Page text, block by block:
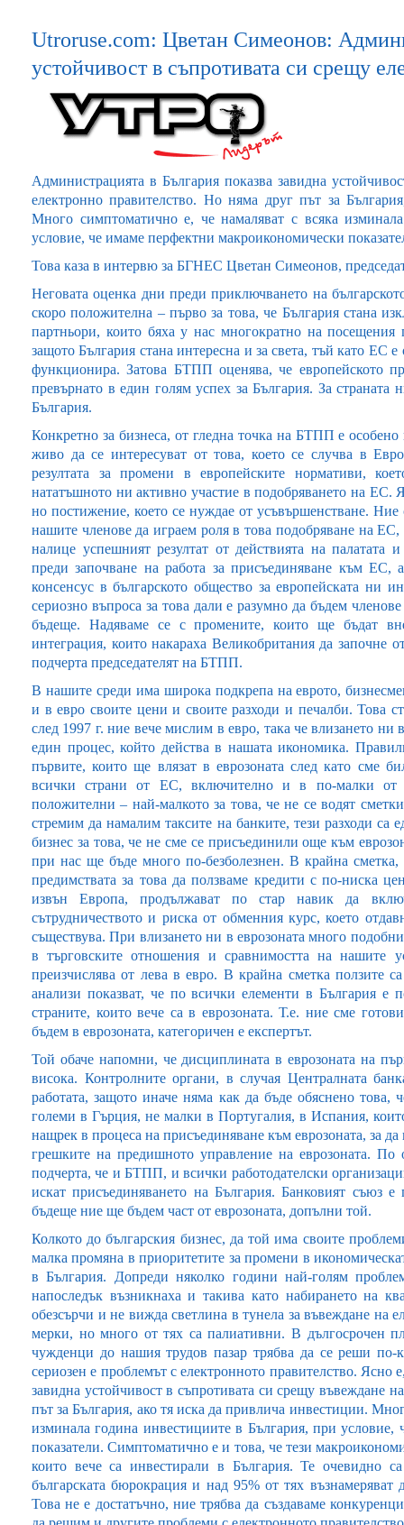
Utroruse.com: Цветан Симеонов:
устойчивост в съпротивата си срещу
Администрацията в България показва завидна
електронно правителство. Но няма друг път за
Много симптоматично е, че намаляват с всяка
условие, че имаме перфектни макроикономически
Това каза в интервю за БГНЕС Цветан Симеонов,
Неговата оценка дни преди приключването на
скоро положителна – първо за това, че България стана
партньори, които бяха у нас многократно на
защото България стана интересна и за света, тъй като ЕС
функционира. Затова БТПП оценява, че европейското
превърнато в един голям успех за България. За
България.
Конкретно за бизнеса, от гледна точка на БТПП е
живо да се интересуват от това, което се случва в
резултата за промени в европейските нормативи,
нататъшното ни активно участие в подобряването на ЕС.
но постижение, което се нуждае от усъвършенстване. Ние
нашите членове да играем роля в това подобряване на
налице успешният резултат от действията на
преди започване на работа за присъединяване към
консенсус в българското общество за европейската ни
сериозно въпроса за това дали е разумно да бъдем
бъдеще. Надяваме се с промените, които ще бъдат
интеграция, които накараха Великобритания да започне
подчерта председателят на БТПП.
В нашите среди има широка подкрепа на еврото,
и в евро своите цени и своите разходи и печалби. Това
след 1997 г. ние вече мислим в евро, така че влизането
един процес, който действа в нашата икономика.
първите, които ще влязат в еврозоната след като сме
всички страни от ЕС, включително и в по-малки от
положителни – най-малкото за това, че не се водят
стремим да намалим таксите на банките, тези разходи са
бизнес за това, че не сме се присъединили още към
при нас ще бъде много по-безболезнен. В крайна
предимствата за това да ползваме кредити с по-ниска
извън Европа, продължават по стар навик да
сътрудничеството и риска от обменния курс, което
съществува. При влизането ни в еврозоната много
в търговските отношения и сравнимостта на нашите
преизчислява от лева в евро. В крайна сметка ползите
анализи показват, че по всички елементи в България е
страните, които вече са в еврозоната. Т.е. ние сме
бъдем в еврозоната, категоричен е експертът.
Той обаче напомни, че дисциплината в еврозоната на
висока. Контролните органи, в случая Централната
работата, защото иначе няма как да бъде обяснено това,
големи в Гърция, не малки в Португалия, в Испания,
нащрек в процеса на присъединяване към еврозоната, за
грешките на предишното управление на еврозоната.
подчерта, че и БТПП, и всички работодателски
искат присъединяването на България. Банковият съюз
бъдеще ние ще бъдем част от еврозоната, допълни той.
Колкото до българския бизнес, да той има своите
малка промяна в приоритетите за промени в
в България. Допреди няколко години най-голям
напоследък възникнаха и такива като набирането на
обезсърчи и не вижда светлина в тунела за въвеждане на
мерки, но много от тях са палиативни. В дългосрочен
чужденци до нашия трудов пазар трябва да се реши по-
сериозен е проблемът с електронното правителство. Ясно
завидна устойчивост в съпротивата си срещу въвеждане
път за България, ако тя иска да привлича инвестиции.
изминала година инвестициите в България, при
показатели. Симптоматично е и това, че тези
които вече са инвестирали в България. Те очевидно
българската бюрокрация и над 95% от тях
Това не е достатъчно, ние трябва да създаваме